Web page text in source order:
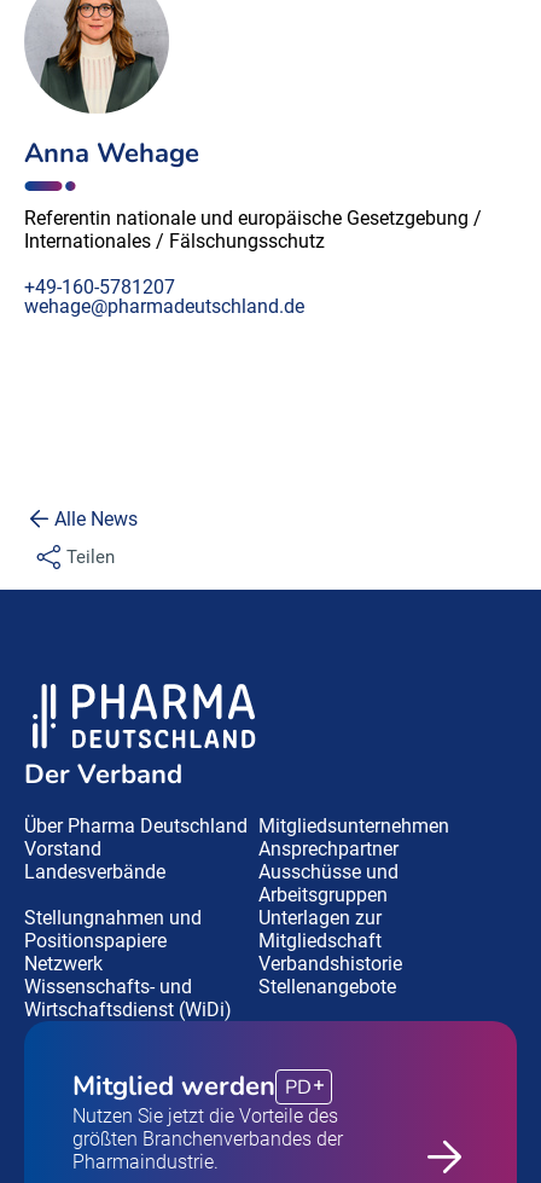
Anna Wehage
Referentin nationale und europäische Gesetzgebung /
Internationales / Fälschungsschutz
+49-160-5781207
wehage@pharmadeutschland.de
Alle News
Teilen
Der Verband
Über Pharma Deutschland Mitgliedsunternehmen
Vorstand
Ansprechpartner
Landesverbände
Ausschüsse und
Arbeitsgruppen
Stellungnahmen und
Positionspapiere
Unterlagen zur
Mitgliedschaft
Netzwerk
Verbandshistorie
Wissenschafts- und
Wirtschaftsdienst (WiDi)
Stellenangebote
Mitglied werden PD
Nutzen Sie jetzt die Vorteile des
größten Branchenverbandes der
Pharmaindustrie.